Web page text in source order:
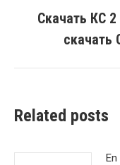
Скачать КС
скачать
Related posts